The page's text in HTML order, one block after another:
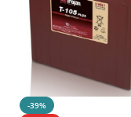
-39%